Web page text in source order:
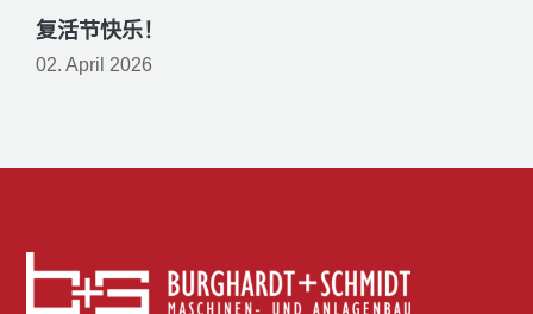
复活节快乐！
02. April 2026